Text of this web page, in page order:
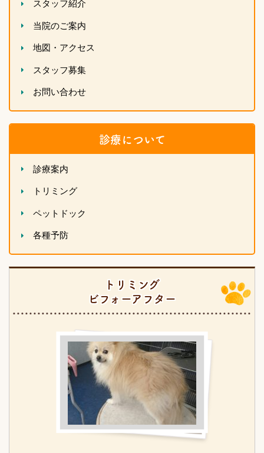
スタッフ紹介
当院のご案内
地図・アクセス
スタッフ募集
お問い合わせ
診療について
診療案内
トリミング
ペットドック
各種予防
トリミング
ビフォーアフター